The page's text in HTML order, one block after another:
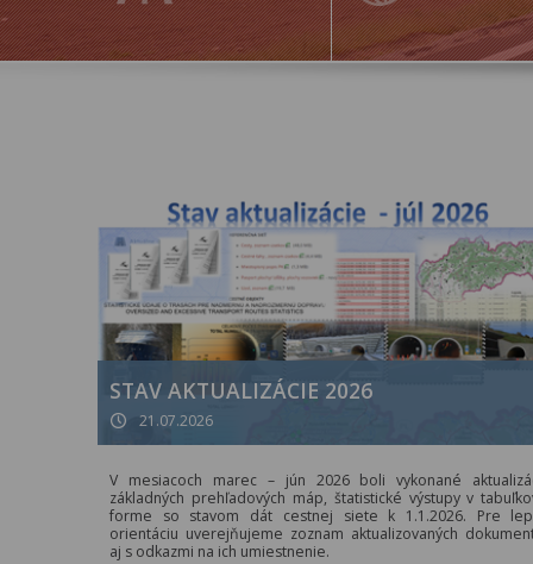
STAV AKTUALIZÁCIE 2026
21.07.2026
V mesiacoch marec – jún 2026 boli vykonané
základných prehľadových máp, štatistické výstupy v
forme so stavom dát cestnej siete k 1.1.2026. Pre
orientáciu uverejňujeme zoznam aktualizovaných
aj s odkazmi na ich umiestnenie.